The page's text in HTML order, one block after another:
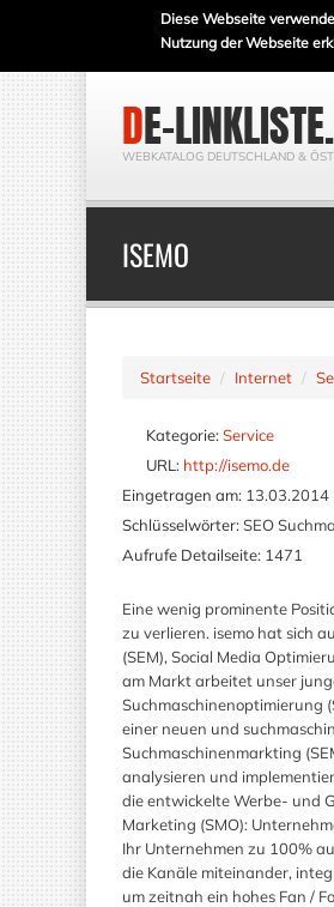
Diese Webseite
Nutzung der Webseite
DE-
WEBKATALOG DEUTSCHLAND &
ISEMO
Startseite Internet
Kategorie: Service
URL: http://isemo.de
Eingetragen am: 13.03.2014
Schlüsselwörter: SEO
Aufrufe Detailseite: 1471
Eine wenig prominente
zu verlieren. isemo hat sich
(SEM), Social Media
am Markt arbeitet unser
Suchmaschinenoptimierung
einer neuen und
Suchmaschinenmarkting
analysieren und
die entwickelte Werbe- und
Marketing (SMO):
Ihr Unternehmen zu 100%
die Kanäle miteinander,
um zeitnah ein hohes Fan /